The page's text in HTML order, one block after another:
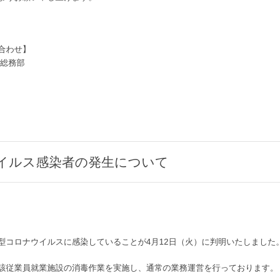
わせ】
務部
ルス感染者の発生について
コロナウイルスに感染していることが4月12日（火）に判明いたしました。
従業員就業施設の消毒作業を実施し、通常の業務運営を行っております。